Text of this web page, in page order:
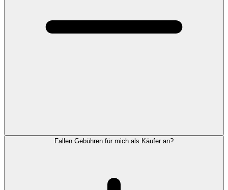
Fallen Gebühren für mich als Käufer an?